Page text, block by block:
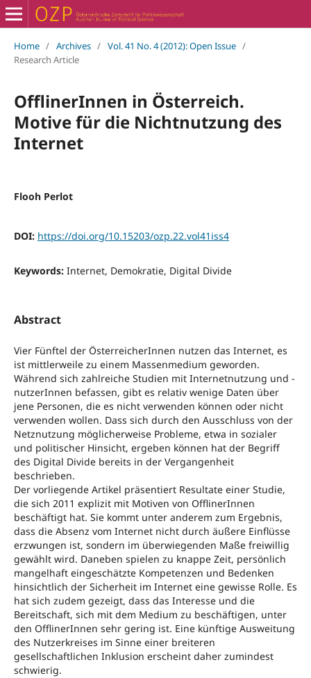
Home / Archives / Vol. 41 No. 4 (2012): Open Issue /
Research Article
OfflinerInnen in Österreich.
Motive für die Nichtnutzung des
Internet
Flooh Perlot
DOI: https://doi.org/10.15203/ozp.22.vol41iss4
Keywords: Internet, Demokratie, Digital Divide
Abstract
Vier Fünftel der ÖsterreicherInnen nutzen das Internet, es
ist mittlerweile zu einem Massenmedium geworden.
Während sich zahlreiche Studien mit Internetnutzung und -
nutzerInnen befassen, gibt es relativ wenige Daten über
jene Personen, die es nicht verwenden können oder nicht
verwenden wollen. Dass sich durch den Ausschluss von der
Netznutzung möglicherweise Probleme, etwa in sozialer
und politischer Hinsicht, ergeben können hat der Begriff
des Digital Divide bereits in der Vergangenheit
beschrieben.
Der vorliegende Artikel präsentiert Resultate einer Studie,
die sich 2011 explizit mit Motiven von OfflinerInnen
beschäftigt hat. Sie kommt unter anderem zum Ergebnis,
dass die Absenz vom Internet nicht durch äußere Einflüsse
erzwungen ist, sondern im überwiegenden Maße freiwillig
gewählt wird. Daneben spielen zu knappe Zeit, persönlich
mangelhaft eingeschätzte Kompetenzen und Bedenken
hinsichtlich der Sicherheit im Internet eine gewisse Rolle. Es
hat sich zudem gezeigt, dass das Interesse und die
Bereitschaft, sich mit dem Medium zu beschäftigen, unter
den OfflinerInnen sehr gering ist. Eine künftige Ausweitung
des Nutzerkreises im Sinne einer breiteren
gesellschaftlichen Inklusion erscheint daher zumindest
schwierig.